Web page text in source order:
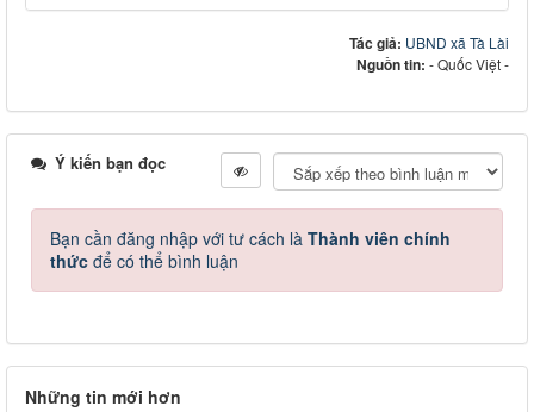
Tác giả: UBND xã Tà Lài
Nguồn tin: - Quốc Việt -
Ý kiến bạn đọc
Bạn cần đăng nhập với tư cách là Thành viên chính
thức để có thể bình luận
Những tin mới hơn